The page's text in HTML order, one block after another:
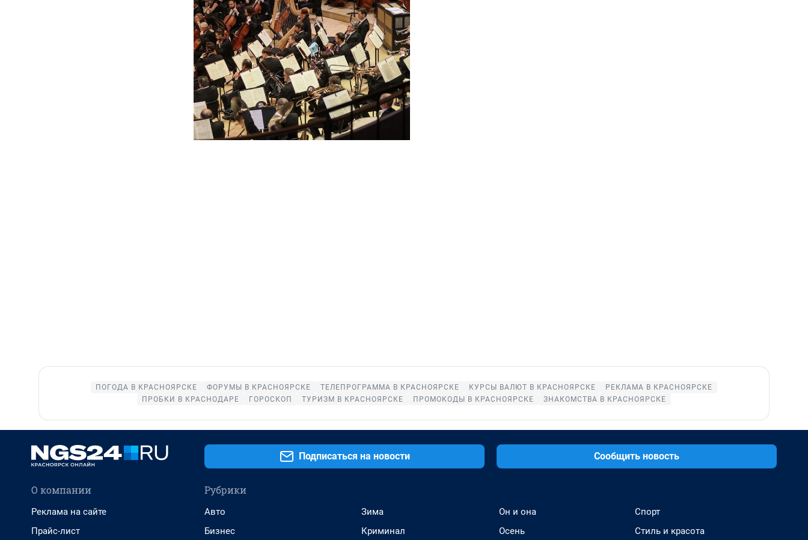
ПОГОДА В КРАСНОЯРСКЕ ФОРУМЫ В КРАСНОЯРСКЕ ТЕЛЕПРОГРАММА В КРАСНОЯРСКЕ КУРСЫ ВАЛЮТ В КРАСНОЯРСКЕ
РЕКЛАМА В КРАСНОЯРСКЕ
ПРОБКИ В КРАСНОДАРЕ
ГОРОСКОП ТУРИЗМ В КРАСНОЯРСКЕ ПРОМОКОДЫ В КРАСНОЯРСКЕ ЗНАКОМСТВА В КРАСНОЯРСКЕ
Подписаться на новости Сообщить новость
О компании
Реклама на сайте
Прайс-лист
Рубрики
Авто
Бизнес
Зима
Криминал
Он и она
Осень
Спорт
Стиль и красота